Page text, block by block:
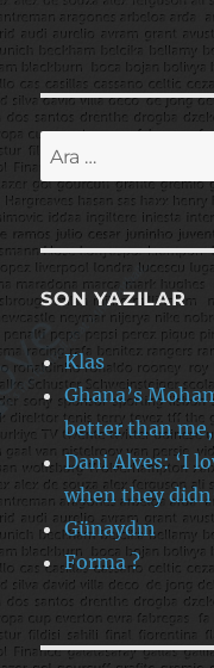
Ara:
SON YAZILAR
Klas
Ghana’s
better than
Dani Alves: ‘I
when they
Günaydın
Forma ?